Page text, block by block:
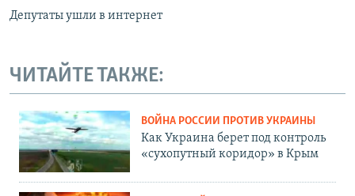
Депутаты ушли в интернет
ЧИТАЙТЕ ТАКЖЕ:
ВОЙНА РОССИИ ПРОТИВ УКРАИНЫ
Как Украина берет под контроль
«сухопутный коридор» в Крым